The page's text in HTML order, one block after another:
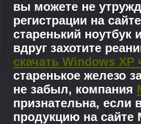
вы можете не
регистрации на
старенький
вдруг захотите
скачать Windows XP
старенькое железо
не забыл, компания
признательна, если
продукцию на сайте